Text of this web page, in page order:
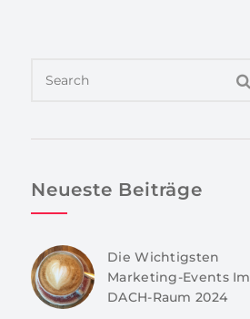
Neueste Beiträge
Die Wichtigsten
Marketing-Events Im
DACH-Raum 2024